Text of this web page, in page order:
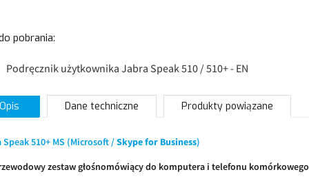
pobrania:
Podręcznik użytkownika Jabra Speak 510 / 510+ - EN
Opis Dane techniczne Produkty powiązane
Speak 510+ MS (Microsoft /Skype for Business)
zestaw głośnomówiący do komputera i telefonu komórkowego